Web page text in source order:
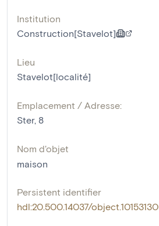
Institution
Construction[Stavelot]
Lieu
Stavelot[localité]
Emplacement / Adresse:
Ster, 8
Nom d'objet
maison
Persistent identifier
hdl:20.500.14037/object.10153130